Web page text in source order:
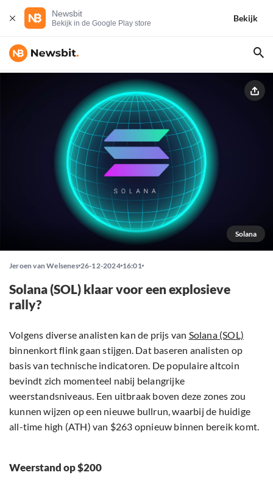
Newsbit
Bekijk in de Google Play store
Bekijk
Solana
Jeroen van Welsenes 26-12-2024 16:01
Solana (SOL) klaar voor een explosieve
rally?
Volgens diverse analisten kan de prijs van Solana (SOL)
binnenkort flink gaan stijgen. Dat baseren analisten op
basis van technische indicatoren. De populaire altcoin
bevindt zich momenteel nabij belangrijke
weerstandsniveaus. Een uitbraak boven deze zones zou
kunnen wijzen op een nieuwe bullrun, waarbij de huidige
all-time high (ATH) van $263 opnieuw binnen bereik komt.
Weerstand op $200